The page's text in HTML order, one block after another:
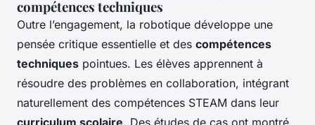
compétences techniques
Outre l’engagement, la robotique développe une
pensée critique essentielle et des compétences
techniques pointues. Les élèves apprennent à
résoudre des problèmes en collaboration, intégrant
naturellement des compétences STEAM dans leur